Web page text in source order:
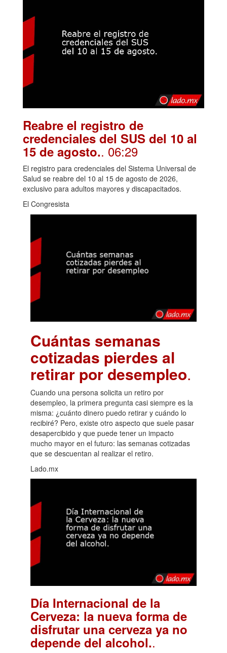
Reabre el registro de
credenciales del SUS del 10 al
15 de agosto.. 06:29
El registro para credenciales del Sistema Universal de
Salud se reabre del 10 al 15 de agosto de 2026,
exclusivo para adultos mayores y discapacitados.
El Congresista
Cuántas semanas
cotizadas pierdes al
retirar por desempleo.
Cuando una persona solicita un retiro por
desempleo, la primera pregunta casi siempre es la
misma: ¿cuánto dinero puedo retirar y cuándo lo
recibiré? Pero, existe otro aspecto que suele pasar
desapercibido y que puede tener un impacto
mucho mayor en el futuro: las semanas cotizadas
que se descuentan al realizar el retiro.
Lado.mx
Día Internacional de la
Cerveza: la nueva forma de
disfrutar una cerveza ya no
depende del alcohol..